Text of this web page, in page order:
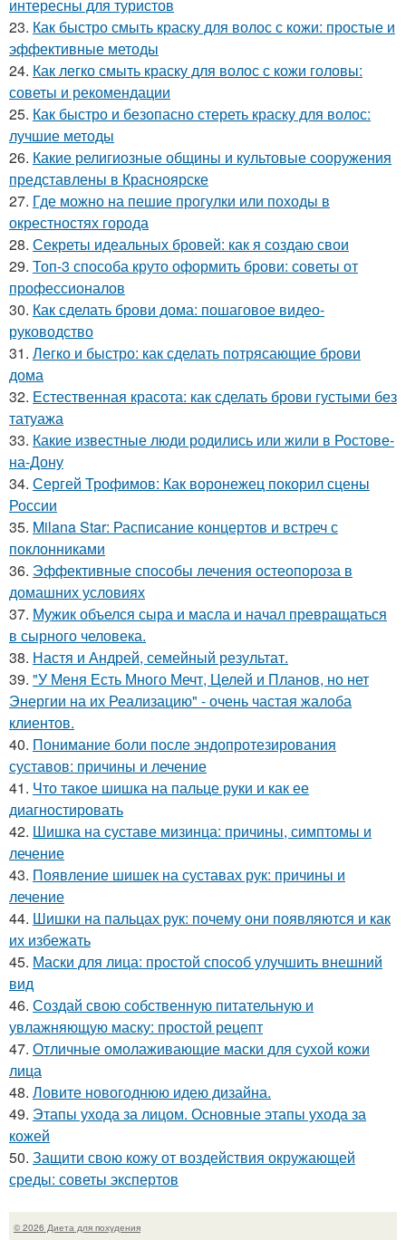
интересны для туристов
23. Как быстро смыть краску для волос с кожи: простые и
эффективные методы
24. Как легко смыть краску для волос с кожи головы:
советы и рекомендации
25. Как быстро и безопасно стереть краску для волос:
лучшие методы
26. Какие религиозные общины и культовые сооружения
представлены в Красноярске
27. Где можно на пешие прогулки или походы в
окрестностях города
28. Секреты идеальных бровей: как я создаю свои
29. Топ-3 способа круто оформить брови: советы от
профессионалов
30. Как сделать брови дома: пошаговое видео-
руководство
31. Легко и быстро: как сделать потрясающие брови
дома
32. Естественная красота: как сделать брови густыми без
татуажа
33. Какие известные люди родились или жили в Ростове-
на-Дону
34. Сергей Трофимов: Как воронежец покорил сцены
России
35. Milana Star: Расписание концертов и встреч с
поклонниками
36. Эффективные способы лечения остеопороза в
домашних условиях
37. Мужик объелся сыра и масла и начал превращаться
в сырного человека.
38. Настя и Андрей, семейный результат.
39. "У Меня Есть Много Мечт, Целей и Планов, но нет
Энергии на их Реализацию" - очень частая жалоба
клиентов.
40. Понимание боли после эндопротезирования
суставов: причины и лечение
41. Что такое шишка на пальце руки и как ее
диагностировать
42. Шишка на суставе мизинца: причины, симптомы и
лечение
43. Появление шишек на суставах рук: причины и
лечение
44. Шишки на пальцах рук: почему они появляются и как
их избежать
45. Маски для лица: простой способ улучшить внешний
вид
46. Создай свою собственную питательную и
увлажняющую маску: простой рецепт
47. Отличные омолаживающие маски для сухой кожи
лица
48. Ловите новогоднюю идею дизайна.
49. Этапы ухода за лицом. Основные этапы ухода за
кожей
50. Защити свою кожу от воздействия окружающей
среды: советы экспертов
© 2026 Диета для похудения